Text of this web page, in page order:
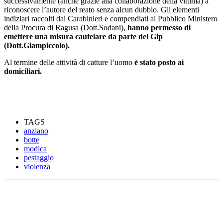
riconoscere l’autore del reato senza alcun dubbio. Gli elementi
indiziari raccolti dai Carabinieri e compendiati al Pubblico Ministero
della Procura di Ragusa (Dott.Sodani), hanno permesso di
emettere una misura cautelare da parte del Gip
(Dott.Giampiccolo).
Al termine delle attività di catture l’uomo è stato posto ai
domiciliari.
TAGS
anziano
botte
modica
pestaggio
violenza